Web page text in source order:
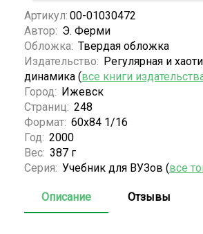
Артикул: 00-01030472
Автор: Э. Ферми
Обложка: Твердая обложка
Издательство: Регулярная и
динамика (все книги
Город: Ижевск
Страниц: 248
Формат: 60х84 1/16
Год: 2000
Вес: 387 г
Серия: Учебник для ВУЗов (все
Описание Отзывы